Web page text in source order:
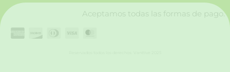
Aceptamos todas las formas de pago.